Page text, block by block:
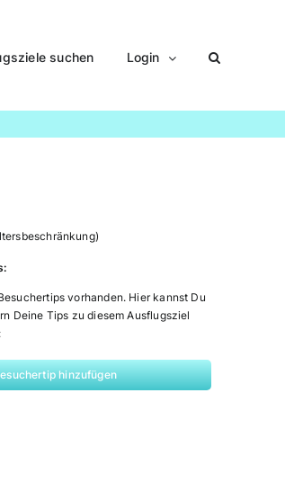
suchen Login
vorhanden. Hier kannst Du
Deine Tips zu diesem Ausflugsziel
hinzufügen